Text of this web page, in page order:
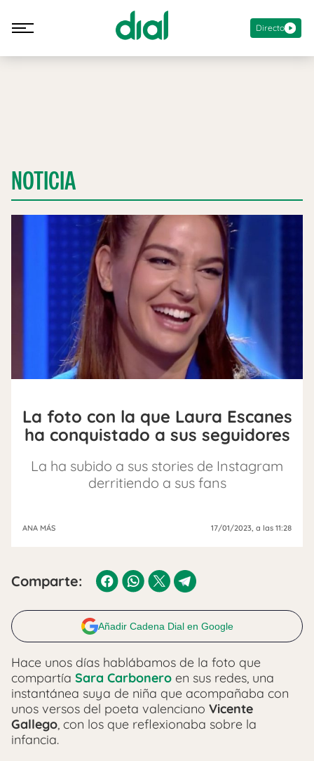
Directo
NOTICIA
La foto con la que Laura Escanes
ha conquistado a sus seguidores
La ha subido a sus stories de Instagram
derritiendo a sus fans
ANA MÁS 17/01/2023, a las 11:28
Comparte:
Añadir Cadena Dial en Google
Hace unos días hablábamos de la foto que
compartía Sara Carbonero en sus redes, una
instantánea suya de niña que acompañaba con
unos versos del poeta valenciano Vicente
Gallego, con los que reflexionaba sobre la
infancia.